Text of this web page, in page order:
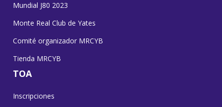
Mundial J80 2023
Monte Real Club de Yates
Comité organizador MRCYB
Tienda MRCYB
TOA
Inscripciones